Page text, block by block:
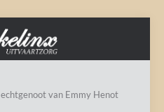
echtgenoot van Emmy Henot